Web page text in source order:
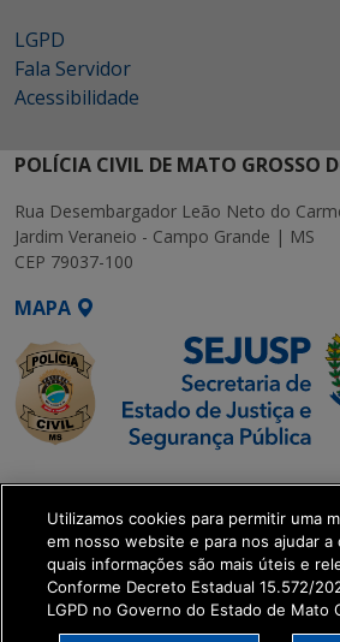
LGPD
Fala Servidor
Acessibilidade
POLÍCIA CIVIL DE MATO GROSSO
Rua Desembargador Leão Neto do
Jardim Veraneio - Campo Grande | MS
CEP 79037-100
MAPA
SETDIG | Secretaria-
Executiva de
Transformação Digital
get_footer();
Utilizamos cookies para permitir uma
em nosso website e para nos ajudar a
quais informações são mais úteis e
Conforme Decreto Estadual 15.572/
LGPD no Governo do Estado de Mato